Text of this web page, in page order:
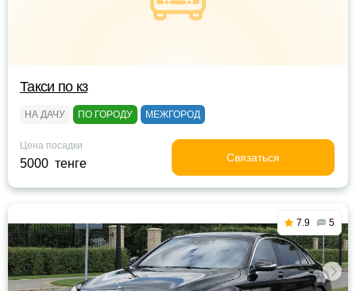
Такси по кз
НА ДАЧУ ПО ГОРОДУ МЕЖГОРОД
Цена посадки
5000 тенге Связаться
7.9 5